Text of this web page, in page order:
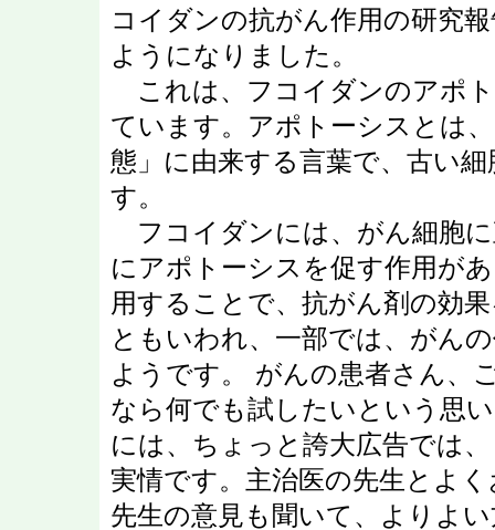
コイダンの抗がん作用の研究
ようになりました。
これは、フコイダンのアポ
ています。アポトーシスとは
態」に由来する言葉で、古い
す。
フコイダンには、がん細胞
にアポトーシスを促す作用が
用することで、抗がん剤の効
ともいわれ、一部では、がん
ようです。 がんの患者さん、
なら何でも試したいという思
には、ちょっと誇大広告では
実情です。主治医の先生とよ
先生の意見も聞いて、よりよ